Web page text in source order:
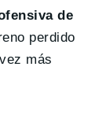
de
perdido
más